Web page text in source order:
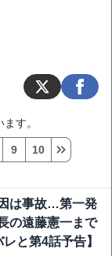
す。
9 10
は事故…第一発
の遠藤憲一まで
と第4話予告】